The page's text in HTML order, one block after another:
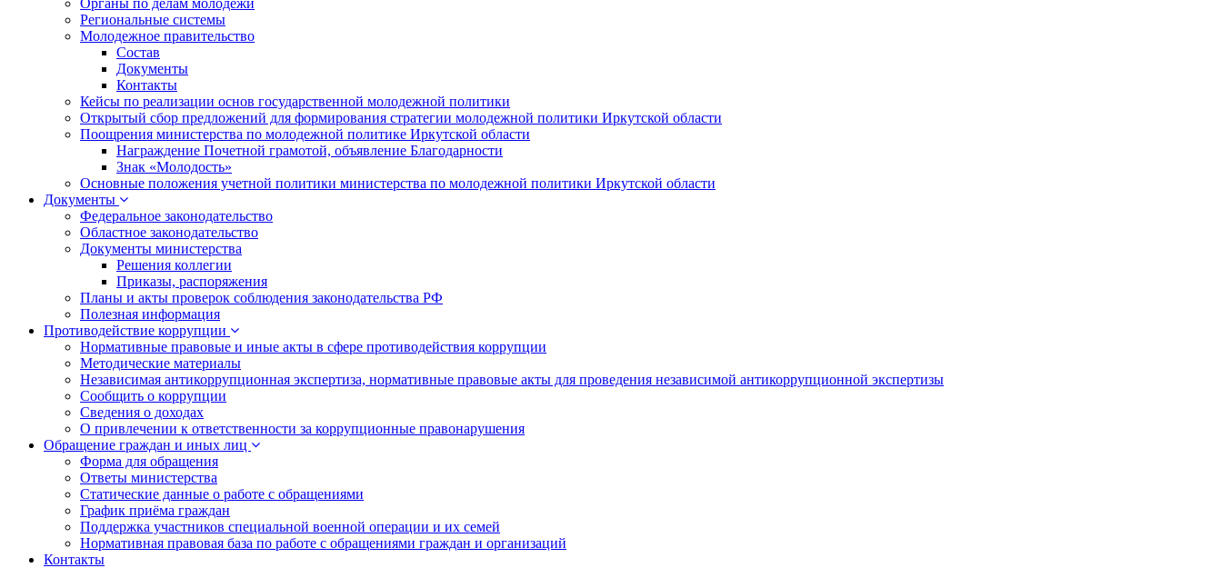
Органы по делам молодежи
Региональные системы
Молодежное правительство
Состав
Документы
Контакты
Кейсы по реализации основ государственной молодежной политики
Открытый сбор предложений для формирования стратегии молодежной политики Иркутской области
Поощрения министерства по молодежной политике Иркутской области
Награждение Почетной грамотой, объявление Благодарности
Знак «Молодость»
Основные положения учетной политики министерства по молодежной политики Иркутской области
Документы
Федеральное законодательство
Областное законодательство
Документы министерства
Решения коллегии
Приказы, распоряжения
Планы и акты проверок соблюдения законодательства РФ
Полезная информация
Противодействие коррупции
Нормативные правовые и иные акты в сфере противодействия коррупции
Методические материалы
Независимая антикоррупционная экспертиза, нормативные правовые акты для проведения независимой антикоррупционной экспертизы
Сообщить о коррупции
Сведения о доходах
О привлечении к ответственности за коррупционные правонарушения
Обращение граждан и иных лиц
Форма для обращения
Ответы министерства
Статические данные о работе с обращениями
График приёма граждан
Поддержка участников специальной военной операции и их семей
Нормативная правовая база по работе с обращениями граждан и организаций
Контакты